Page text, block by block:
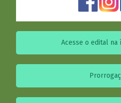
Acesse o edital na